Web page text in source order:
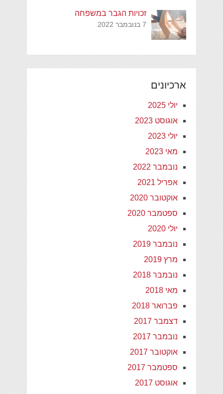
זכויות הגבר במשפחה
7 בנובמבר 2022
ארכיונים
יולי 2025
אוגוסט 2023
יולי 2023
מאי 2023
נובמבר 2022
אפריל 2021
אוקטובר 2020
ספטמבר 2020
יולי 2020
נובמבר 2019
מרץ 2019
נובמבר 2018
מאי 2018
פברואר 2018
דצמבר 2017
נובמבר 2017
אוקטובר 2017
ספטמבר 2017
אוגוסט 2017